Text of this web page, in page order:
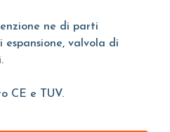
ne di parti
valvola di
CE e TUV.